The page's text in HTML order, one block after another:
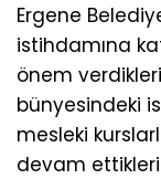
Ergene
istihdamına
önem
bünyesindeki
mesleki
devam